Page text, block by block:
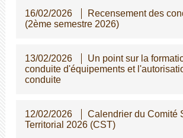
16/02/2026
Recensement des
(2ème semestre 2026)
13/02/2026
Un point sur la
conduite d'équipements et
conduite
12/02/2026
Calendrier du Comité
Territorial 2026 (CST)